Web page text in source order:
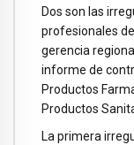
Dos son las
profesionales
gerencia
informe de
Productos
Productos
La primera